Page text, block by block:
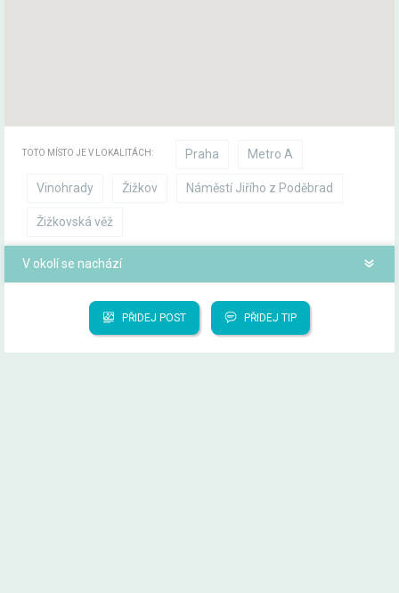
TOTO MÍSTO JE V LOKALITÁCH: Praha Metro A
Vinohrady Žižkov Náměstí Jiřího z Poděbrad
Žižkovská věž
V okolí se nachází
PŘIDEJ POST PŘIDEJ TIP